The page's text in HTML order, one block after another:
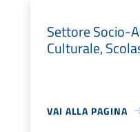
Settore Socio-
Culturale,
VAI ALLA PAGINA